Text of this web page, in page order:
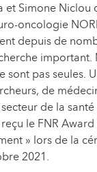
et Simone Niclou
oncologie
depuis de
important.
sont pas seules.
de
de la
le FNR
» lors de la
2021.